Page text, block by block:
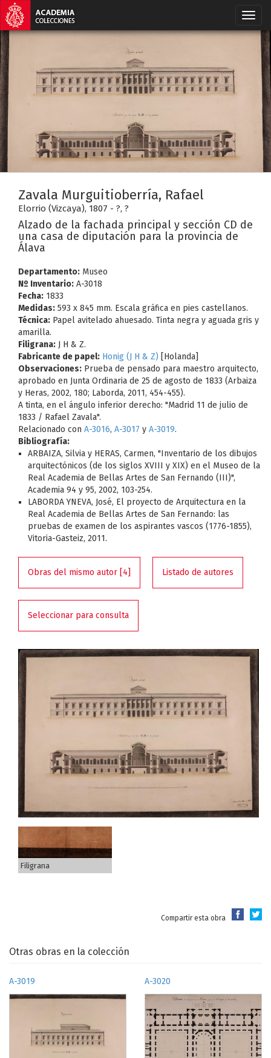
Zavala Murguitioberría, Rafael
Elorrio (Vizcaya), 1807 - ?, ?
Alzado de la fachada principal y sección CD de
una casa de diputación para la provincia de
Álava
Departamento: Museo
Nº Inventario: A-3018
Fecha: 1833
Medidas: 593 x 845 mm. Escala gráfica en pies castellanos.
Técnica: Papel avitelado ahuesado. Tinta negra y aguada gris y
amarilla.
Filigrana: J H & Z.
Fabricante de papel: Honig (J H & Z) [Holanda]
Observaciones: Prueba de pensado para maestro arquitecto,
aprobado en Junta Ordinaria de 25 de agosto de 1833 (Arbaiza
y Heras, 2002, 180; Laborda, 2011, 454-455).
A tinta, en el ángulo inferior derecho: "Madrid 11 de julio de
1833 / Rafael Zavala".
Relacionado con A-3016, A-3017 y A-3019.
Bibliografía:
ARBAIZA, Silvia y HERAS, Carmen, "Inventario de los dibujos
arquitectónicos (de los siglos XVIII y XIX) en el Museo de la
Real Academia de Bellas Artes de San Fernando (III)",
Academia 94 y 95, 2002, 103-254.
LABORDA YNEVA, José, El proyecto de Arquitectura en la
Real Academia de Bellas Artes de San Fernando: las
pruebas de examen de los aspirantes vascos (1776-1855),
Vitoria-Gasteiz, 2011.
Obras del mismo autor [4] Listado de autores
Seleccionar para consulta
Filigrana
Compartir esta obra
Otras obras en la colección
A-3019 A-3020